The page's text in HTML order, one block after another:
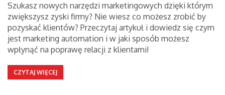
Szukasz nowych narzędzi marketingowych dzięki którym
zwiększysz zyski firmy? Nie wiesz co możesz zrobić by
pozyskać klientów? Przeczytaj artykuł i dowiedz się czym
jest marketing automation i w jaki sposób możesz
wpłynąć na poprawę relacji z klientami!
CZYTAJ WIĘCEJ